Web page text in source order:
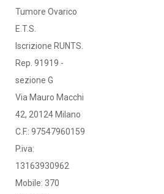
Tumore Ovarico
E.T.S.
Iscrizione RUNTS.
Rep. 91919 -
sezione G
Via Mauro Macchi
42, 20124 Milano
C.F.: 97547960159
P.iva:
13163930962
Mobile: 370